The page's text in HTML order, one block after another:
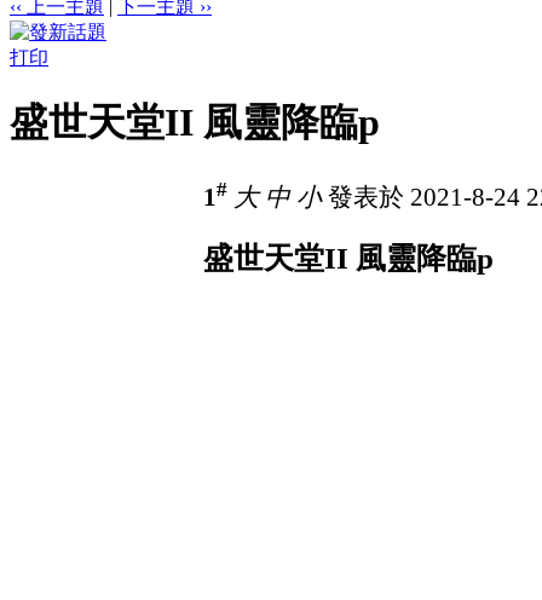
‹‹ 上一主題 | 下一主題 ››
打印
盛世天堂II 風靈降臨p
1# 大 中 小發表於 2021-8-24
盛世天堂II 風靈降臨p